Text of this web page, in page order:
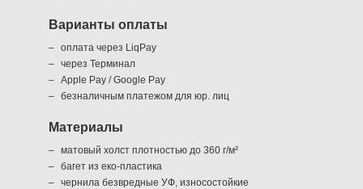
Варианты оплаты
оплата через LiqPay
через Терминал
Apple Pay / Google Pay
безналичным платежом для юр. лиц
Материалы
матовый холст плотностью до 360 г/м²
багет из еко-пластика
чернила безвредные УФ, износостойкие